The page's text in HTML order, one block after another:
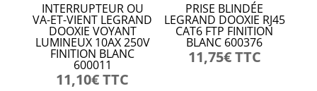
INTERRUPTEUR OU
VA-ET-VIENT LEGRAND
DOOXIE VOYANT
LUMINEUX 10AX 250V
FINITION BLANC
600011
11,10€TTC
PRISE BLINDÉE
LEGRAND DOOXIE RJ45
CAT6 FTP FINITION
BLANC 600376
11,75€TTC